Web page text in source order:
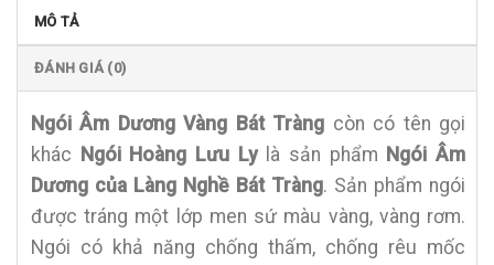
MÔ TẢ
ĐÁNH GIÁ (0)
Ngói Âm Dương Vàng Bát Tràng còn có tên gọi
khác Ngói Hoàng Lưu Lylà sản phẩm Ngói Âm
Dương của Làng Nghề Bát Tràng. Sản phẩm ngói
được tráng một lớp men sứ màu vàng, vàng rơm.
Ngói có khả năng chống thấm, chống rêu mốc